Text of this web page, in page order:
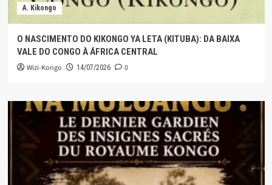
A. Kikongo
O NASCIMENTO DO KIKONGO YA LETA (KITUBA): DA BAIXA
VALE DO CONGO À ÁFRICA CENTRAL
Wizi-Kongo 14/07/2026 0